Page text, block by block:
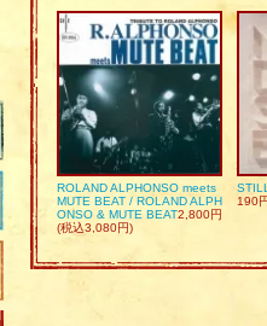
ROLAND ALPHONSO meets
MUTE BEAT / ROLAND ALPH
ONSO & MUTE BEAT2,800円
(税込3,080円)
190